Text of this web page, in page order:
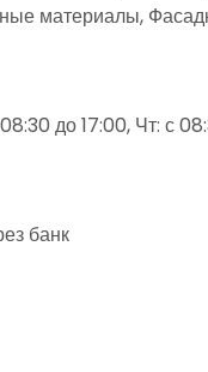
материалы,
до 17:00, Чт: с
банк